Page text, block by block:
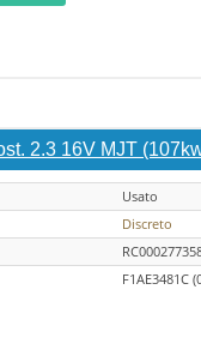
2.3 16V MJT
Usato
Discreto
F1AE3481C